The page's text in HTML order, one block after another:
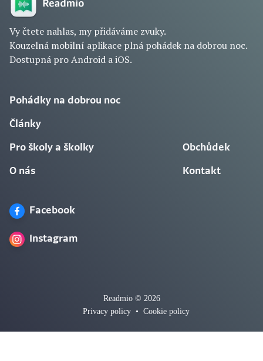
Vy čtete nahlas, my přidáváme zvuky.
Kouzelná mobilní aplikace plná pohádek na dobrou noc.
Dostupná pro Android a iOS.
Pohádky na dobrou noc
Články
Pro školy a školky
O nás
Obchůdek
Kontakt
Facebook
Instagram
Readmio © 2026
Privacy policy • Cookie policy